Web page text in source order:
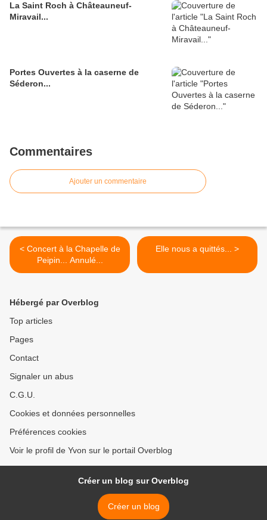
La Saint Roch à Châteauneuf-
Miravail...
Portes Ouvertes à la caserne de
Séderon...
Commentaires
Ajouter un commentaire
< Concert à la Chapelle de
Peipin... Annulé...
Elle nous a quittés... >
Hébergé par Overblog
Top articles
Pages
Contact
Signaler un abus
C.G.U.
Cookies et données personnelles
Préférences cookies
Voir le profil de Yvon sur le portail Overblog
Créer un blog sur Overblog
Créer un blog